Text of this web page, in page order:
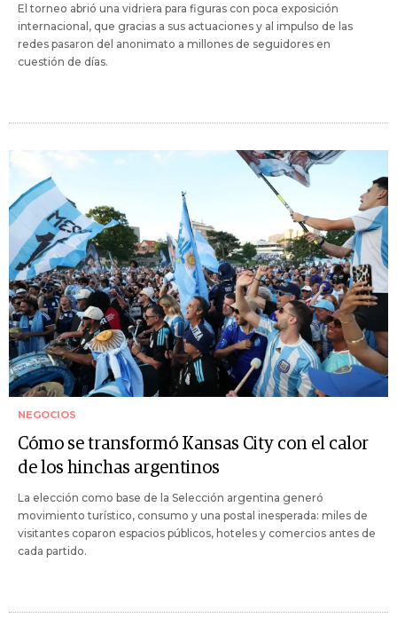
El torneo abrió una vidriera para figuras con poca exposición
internacional, que gracias a sus actuaciones y al impulso de las
redes pasaron del anonimato a millones de seguidores en
cuestión de días.
NEGOCIOS
Cómo se transformó Kansas City con el calor
de los hinchas argentinos
La elección como base de la Selección argentina generó
movimiento turístico, consumo y una postal inesperada: miles de
visitantes coparon espacios públicos, hoteles y comercios antes de
cada partido.